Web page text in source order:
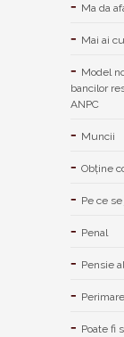
Ma da
Mai ai
Model
bancilor
ANPC
Muncii
Obține
Pe ce
Penal
Pensie
Poate fi